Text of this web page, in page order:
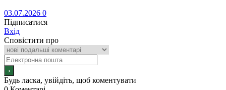
03.07.2026 0
Підписатися
Вхід
Сповістити про
Будь ласка, увійдіть, щоб коментувати